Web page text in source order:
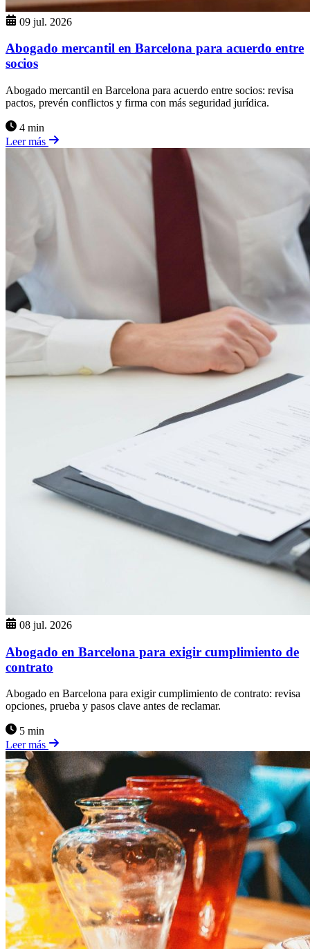
09 jul. 2026
Abogado mercantil en Barcelona para acuerdo entre
socios
Abogado mercantil en Barcelona para acuerdo entre socios: revisa
pactos, prevén conflictos y firma con más seguridad jurídica.
4 min
Leer más
08 jul. 2026
Abogado en Barcelona para exigir cumplimiento de
contrato
Abogado en Barcelona para exigir cumplimiento de contrato: revisa
opciones, prueba y pasos clave antes de reclamar.
5 min
Leer más